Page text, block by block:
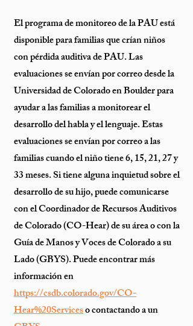
El programa de monitoreo de la PAU está
disponible para familias que crían niños
con pérdida auditiva de PAU. Las
evaluaciones se envían por correo desde la
Universidad de Colorado en Boulder para
ayudar a las familias a monitorear el
desarrollo del habla y el lenguaje. Estas
evaluaciones se envían por correo a las
familias cuando el niño tiene 6, 15, 21, 27 y
33 meses. Si tiene alguna inquietud sobre el
desarrollo de su hijo, puede comunicarse
con el Coordinador de Recursos Auditivos
de Colorado (CO-Hear) de su área o con la
Guía de Manos y Voces de Colorado a su
Lado (GBYS). Puede encontrar más
información en
https://csdb.colorado.gov/CO-
Hear%20Serviceso contactando a un